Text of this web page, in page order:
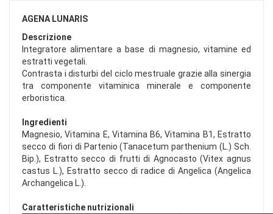
AGENA LUNARIS
Descrizione
Integratore alimentare a base di magnesio, vitamine ed
estratti vegetali.
Contrasta i disturbi del ciclo mestruale grazie alla sinergia
tra componente vitaminica minerale e componente
erboristica.
Ingredienti
Magnesio, Vitamina E, Vitamina B6, Vitamina B1, Estratto
secco di fiori di Partenio (Tanacetum parthenium (L.) Sch.
Bip.), Estratto secco di frutti di Agnocasto (Vitex agnus
castus L.), Estratto secco di radice di Angelica (Angelica
Archangelica L.).
Caratteristiche nutrizionali